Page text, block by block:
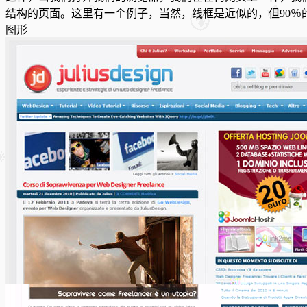
结构的页面。 这里有一个例子，当然，线框是近似的，但90％
图形